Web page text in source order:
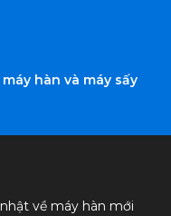
hàn và máy sấy
về máy hàn mới